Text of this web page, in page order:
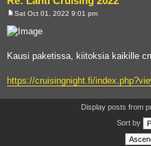
o
s
Sat Oct 01, 2022 9:01 pm
Kausi paketissa, kiitoksia kaikille
https://cruisingnight.fi/
Display posts from
Sort by